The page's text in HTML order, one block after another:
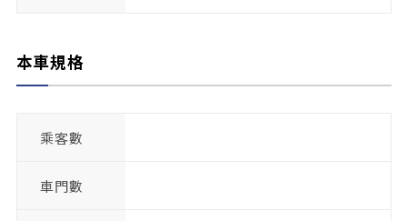
本車規格
乘客數
車門數